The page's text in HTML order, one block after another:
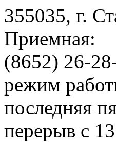
355035, г.
Приемная:
(8652) 26-
режим
последняя
перерыв с